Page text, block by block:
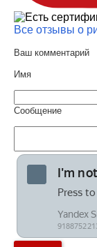
Все отзывы о
Ваш комментарий
Имя
Сообщение